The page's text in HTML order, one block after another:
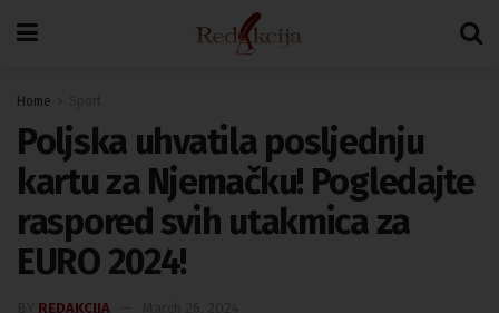
Home
Poljska uhvatila posljednju
kartu za Njemačku! Pogledajte
raspored svih utakmica za
EURO 2024!
REDAKCIJA